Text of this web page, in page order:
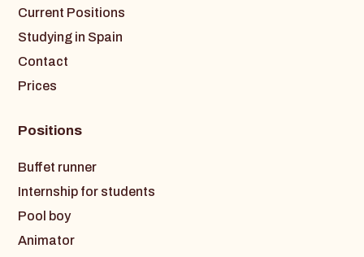
Current Positions
Studying in Spain
Contact
Prices
Positions
Buffet runner
Internship for students
Pool boy
Animator